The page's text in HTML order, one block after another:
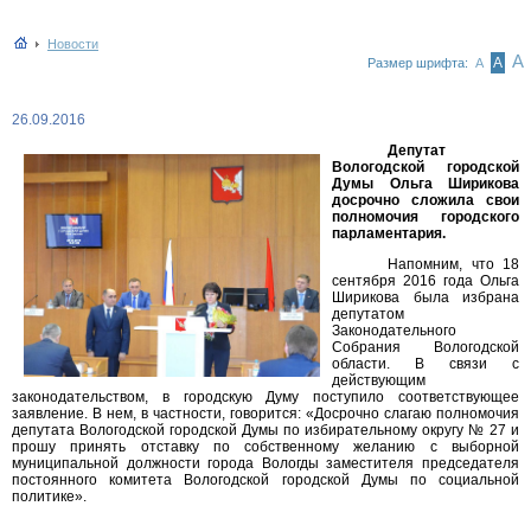
Новости
Размер шрифта: А А А
26.09.2016
Депутат
Вологодской городской
Думы Ольга Ширикова
досрочно сложила свои
полномочия городского
парламентария.
Напомним, что 18
сентября 2016 года Ольга
Ширикова была избрана
депутатом
Законодательного
Собрания Вологодской
области. В связи с
действующим
законодательством, в городскую Думу поступило соответствующее
заявление. В нем, в частности, говорится: «Досрочно слагаю полномочия
депутата Вологодской городской Думы по избирательному округу № 27 и
прошу принять отставку по собственному желанию с выборной
муниципальной должности города Вологды заместителя председателя
постоянного комитета Вологодской городской Думы по социальной
политике».